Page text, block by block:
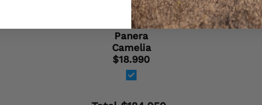
Panera
Camelia
$18.990
+